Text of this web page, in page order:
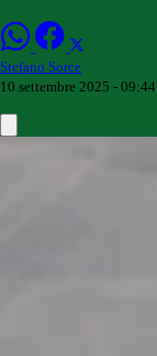
Stefano Sorce
10 settembre 2025 - 09:44